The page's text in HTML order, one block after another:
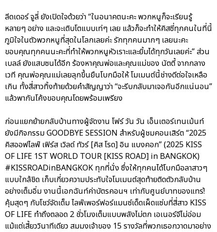
ลีดเดอร์ จูลี่ ยังเปิดใจด้วยว่า “ในอนาคตนะคะ พวกหนูก็จะเรียนรู้
หลายๆ อย่าง และจะเติบโตแบบเท่ๆ เลย แล้วก็จะทำให้คิสซี่ทุกคนในที่นี้
ภูมิใจในตัวพวกหนูที่สุดในโลกเลยค่ะ รักทุกคนมากๆ เลยนะคะ
ขอบคุณทุกคนนะคะที่ทำให้พวกหนูหัวเราะและยิ้มได้ทุกวันเลยค่ะ” ส่วน
เบลล์ ยังแสบซนได้อีก ร้องหาคุณพ่อและคุณแม่ของ นัตตี้ จากกลาง
เวที คุณพ่อคุณแม่เลยลุกขึ้นยืนโบกมือให้ โมเมนต์นี้ช่างดีต่อใจเหลือ
เกิน ทั้งสี่สาวทิ้งท้ายด้วยคำสัญญาว่า “จะรีบกลับมาเจอกันอีกแน่นอน”
แล้วพากันโค้งขอบคุณโดยพร้อมเพรียง
ก่อนแยกย้ายกลับบ้านทางผู้จัดงาน โฟร์ วัน วัน เอ็นเตอร์เทนเม้นท์
ยังมีกิจกรรม GOODBYE SESSION สำหรับผู้ชมคอนเสิร์ต “2025
คิสออฟไลฟ์ เฟิร์ส เวิลด์ ทัวร์ [คิส โรด] อิน แบงคอก” (2025 KISS
OF LIFE 1ST WORLD TOUR [KISS ROAD] in BANGKOK)
#KISSROADinBANGKOK ทุกที่นั่ง ซึ่งให้ทุกคนได้โบกมือลาสาวๆ
แบบใกล้ชิด เก็บเกี่ยวความประทับใจโมเมนต์สุดท้ายติดตัวกลับบ้าน
อย่างเต็มอิ่ม งานนี้เอกฉันท์ค่าบัตรคอนฯ เท่ากับศูนย์บาทของแทร่!
คุ้มสุดๆ กับโชว์จัดเต็ม ไลฟ์เพอร์ฟอร์แมนซ์เด็ดเผ็ดแซ่บที่สี่สาว KISS
OF LIFE ทำถึงตลอด 2 ชั่วโมงเต็มแบบพลังไม่ตก เอเนอร์จีไม่อ่อม
แม้แต่เสี้ยววินาทีเดียว สมมงเจ้าของ 15 รางวัลที่พวกเธอกวาดมาอย่าง